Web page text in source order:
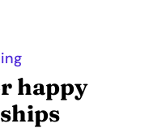
happy